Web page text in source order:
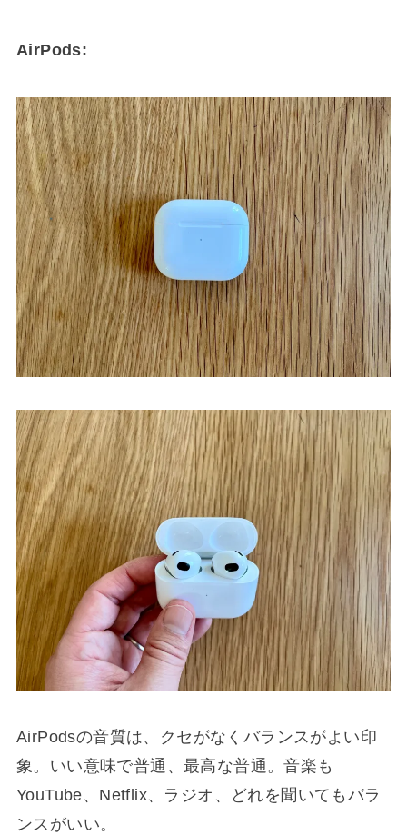
AirPods:
AirPodsの音質は、クセがなくバランスがよい印
象。いい意味で普通、最高な普通。音楽も
YouTube、Netflix、ラジオ、どれを聞いてもバラ
ンスがいい。